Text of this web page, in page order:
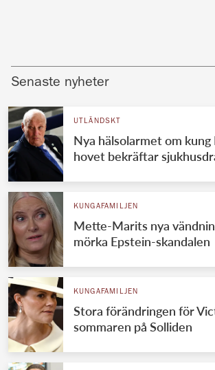
Senaste nyheter
UTLÄNDSKT
Nya hälsolarmet om kung
hovet bekräftar
KUNGAFAMILJEN
Mette-Marits nya
mörka Epstein-skandalen
KUNGAFAMILJEN
Stora förändringen för
sommaren på Solliden